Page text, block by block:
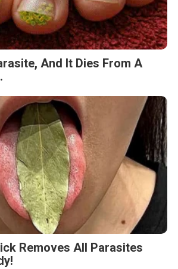
And It Dies From A
Removes All Parasites